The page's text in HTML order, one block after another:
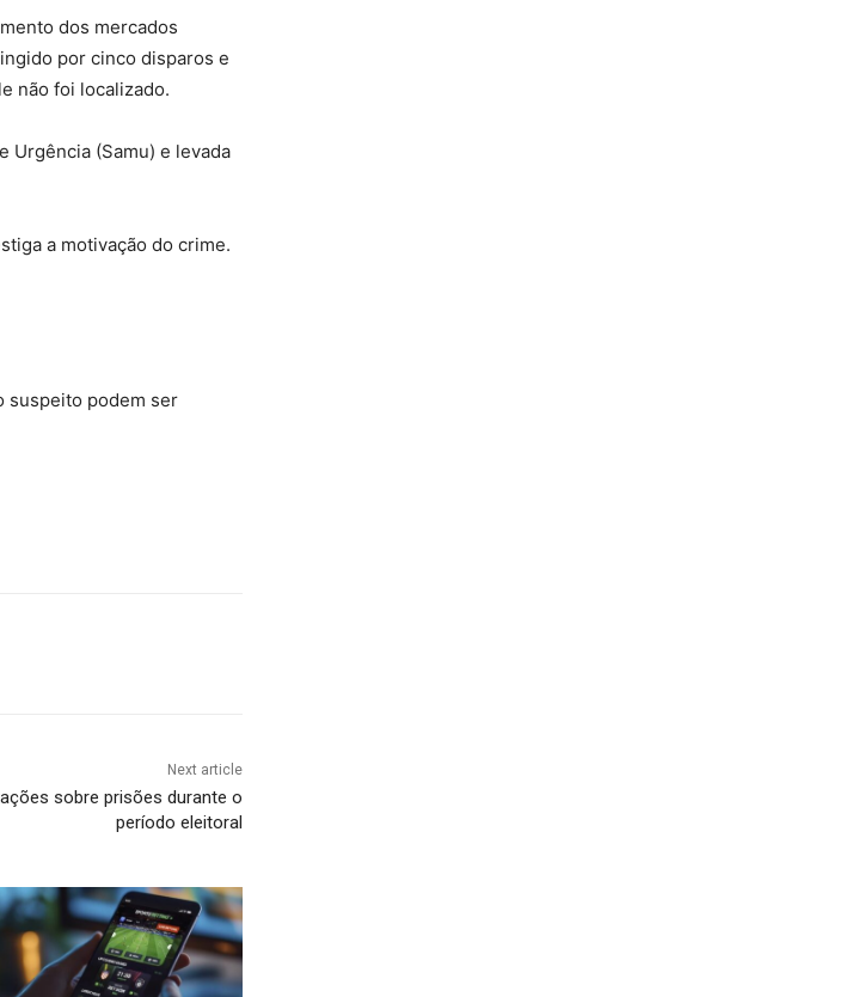
dos mercados
por cinco disparos e
não foi localizado.
Urgência (Samu) e levada
a motivação do crime.
suspeito podem ser
Next article
sobre prisões durante o
período eleitoral